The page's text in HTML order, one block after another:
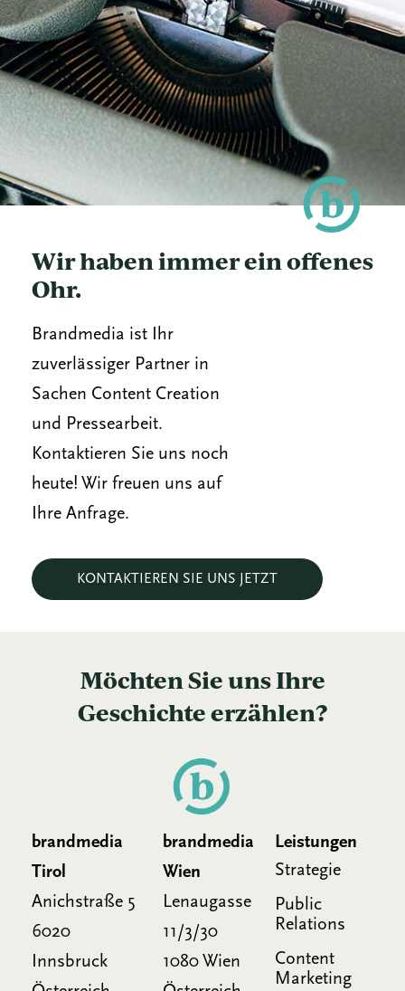
Wir haben immer ein offenes
Ohr.
Brandmedia ist Ihr
zuverlässiger Partner in
Sachen Content Creation
und Pressearbeit.
Kontaktieren Sie uns noch
heute! Wir freuen uns auf
Ihre Anfrage.
KONTAKTIEREN SIE UNS JETZT
Möchten Sie uns Ihre
Geschichte erzählen?
brandmedia
Tirol
Anichstraße 5
6020
Innsbruck
brandmedia
Wien
Lenaugasse
11/3/30
1080 Wien
Leistungen
Strategie
Public
Relations
Content
Marketing